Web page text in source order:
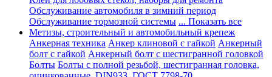
Обслуживание автомобиля в зимний период
Обслуживание тормозной системы ... Показать все
Метизы, строительный и автомобильный крепеж
Анкерная техника Анкер клиновой с гайкой Анкерный
болт с гайкой Анкерный болт с шестигранной головкой
Болты Болты с полной резьбой, шестигранная головка,